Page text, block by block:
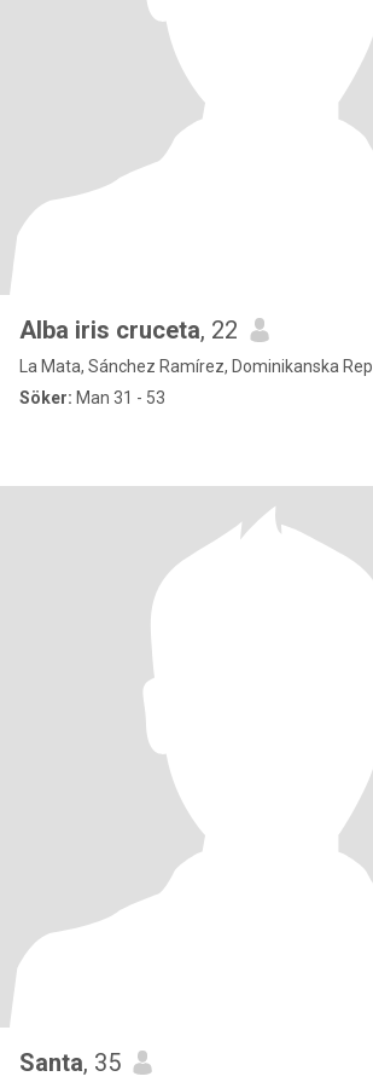
Alba iris cruceta, 22
La Mata, Sánchez Ramírez, Dominikanska Rep.
Söker: Man 31 - 53
Santa, 35